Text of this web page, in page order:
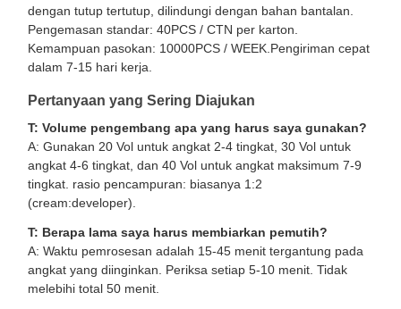
dengan tutup tertutup, dilindungi dengan bahan bantalan.
Pengemasan standar: 40PCS / CTN per karton.
Kemampuan pasokan: 10000PCS / WEEK.Pengiriman cepat
dalam 7-15 hari kerja.
Pertanyaan yang Sering Diajukan
T: Volume pengembang apa yang harus saya gunakan?
A: Gunakan 20 Vol untuk angkat 2-4 tingkat, 30 Vol untuk
angkat 4-6 tingkat, dan 40 Vol untuk angkat maksimum 7-9
tingkat. rasio pencampuran: biasanya 1:2
(cream:developer).
T: Berapa lama saya harus membiarkan pemutih?
A: Waktu pemrosesan adalah 15-45 menit tergantung pada
angkat yang diinginkan. Periksa setiap 5-10 menit. Tidak
melebihi total 50 menit.